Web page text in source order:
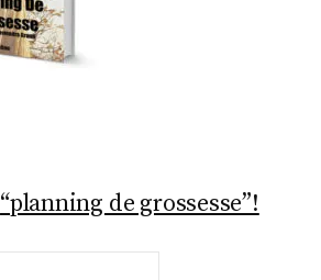
“planning de grossesse”!